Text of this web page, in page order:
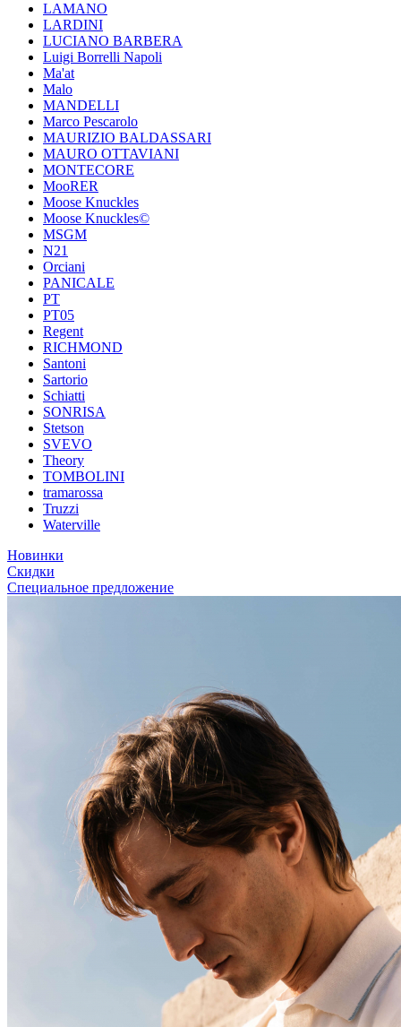
LAMANO
LARDINI
LUCIANO BARBERA
Luigi Borrelli Napoli
Ma'at
Malo
MANDELLI
Marco Pescarolo
MAURIZIO BALDASSARI
MAURO OTTAVIANI
MONTECORE
MooRER
Moose Knuckles
Moose Knuckles©️
MSGM
N21
Orciani
PANICALE
PT
PT05
Regent
RICHMOND
Santoni
Sartorio
Schiatti
SONRISA
Stetson
SVEVO
Theory
TOMBOLINI
tramarossa
Truzzi
Waterville
Новинки
Скидки
Специальное предложение